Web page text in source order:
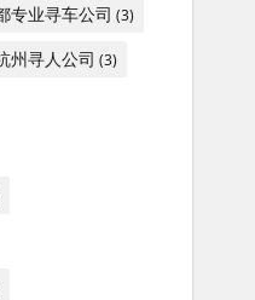
专业寻车公司 (3)
州寻人公司 (3)